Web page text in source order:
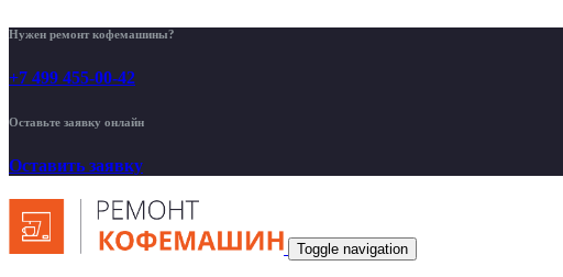
Нужен ремонт кофемашины?
+7 499 455-00-42
Оставьте заявку онлайн
Оставить заявку
Toggle navigation